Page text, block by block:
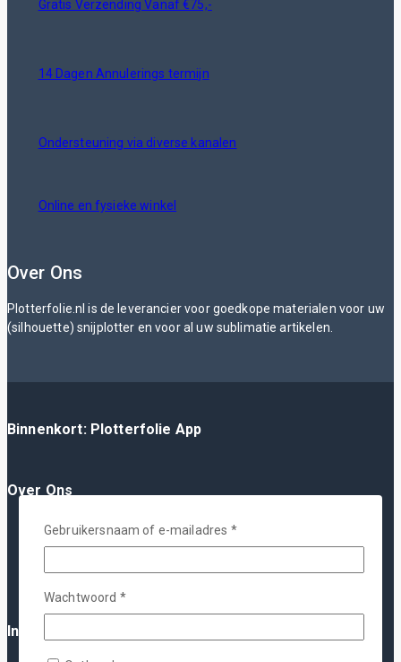
Gratis Verzending Vanaf €75,-
14 Dagen Annulerings termijn
Ondersteuning via diverse kanalen
Online en fysieke winkel
Over Ons
Plotterfolie.nl is de leverancier voor goedkope materialen voor uw
(silhouette) snijplotter en voor al uw sublimatie artikelen.
Binnenkort: Plotterfolie App
Over Ons
Contact
Informatie
Gebruikersnaam of e-mailadres *
Wachtwoord *